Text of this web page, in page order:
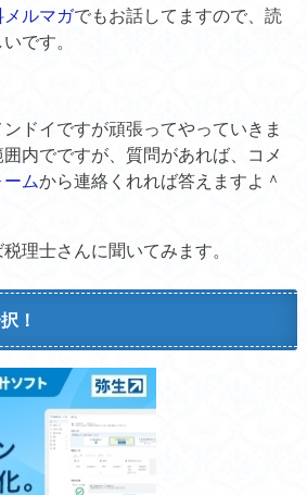
メルマガでもお話してますので、読
です。
ドイですが頑張ってやっていきま
内でですが、質問があれば、コメ
ムから連絡くれれば答えますよ＾
理士さんに聞いてみます。
！